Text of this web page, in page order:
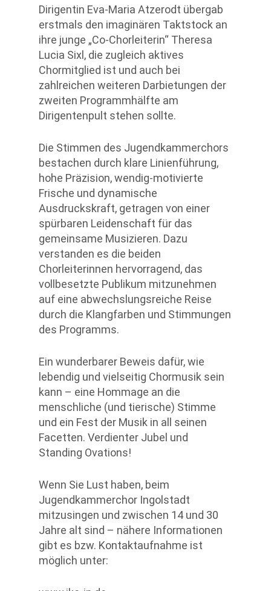
Dirigentin Eva-Maria Atzerodt übergab
erstmals den imaginären Taktstock an
ihre junge „Co-Chorleiterin“ Theresa
Lucia Sixl, die zugleich aktives
Chormitglied ist und auch bei
zahlreichen weiteren Darbietungen der
zweiten Programmhälfte am
Dirigentenpult stehen sollte.
Die Stimmen des Jugendkammerchors
bestachen durch klare Linienführung,
hohe Präzision, wendig-motivierte
Frische und dynamische
Ausdruckskraft, getragen von einer
spürbaren Leidenschaft für das
gemeinsame Musizieren. Dazu
verstanden es die beiden
Chorleiterinnen hervorragend, das
vollbesetzte Publikum mitzunehmen
auf eine abwechslungsreiche Reise
durch die Klangfarben und Stimmungen
des Programms.
Ein wunderbarer Beweis dafür, wie
lebendig und vielseitig Chormusik sein
kann – eine Hommage an die
menschliche (und tierische) Stimme
und ein Fest der Musik in all seinen
Facetten. Verdienter Jubel und
Standing Ovations!
Wenn Sie Lust haben, beim
Jugendkammerchor Ingolstadt
mitzusingen und zwischen 14 und 30
Jahre alt sind – nähere Informationen
gibt es bzw. Kontaktaufnahme ist
möglich unter: